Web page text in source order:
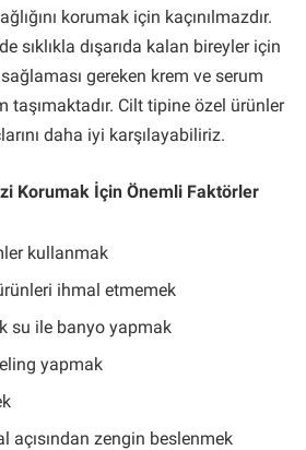
korumak için kaçınılmazdır.
sıklıkla dışarıda kalan bireyler için
gereken krem ve serum
taşımaktadır. Cilt tipine özel ürünler
daha iyi karşılayabiliriz.
Korumak İçin Önemli Faktörler
kullanmak
ihmal etmemek
su ile banyo yapmak
yapmak
açısından zengin beslenmek